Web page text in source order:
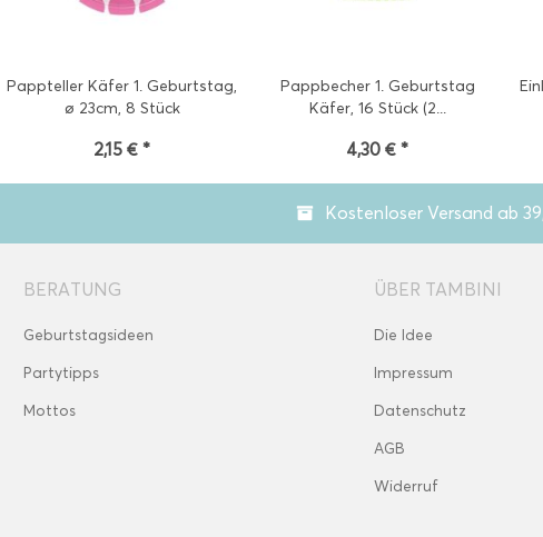
Pappteller Käfer 1. Geburtstag,
ø 23cm, 8 Stück
2,15 € *
Pappbecher 1. Geburtstag
Käfer, 16 Stück (2...
4,30 € *
Kostenloser Versand ab
BERATUNG
Geburtstagsideen
Partytipps
Mottos
ÜBER TAMBINI
Die Idee
Impressum
Datenschutz
AGB
Widerruf